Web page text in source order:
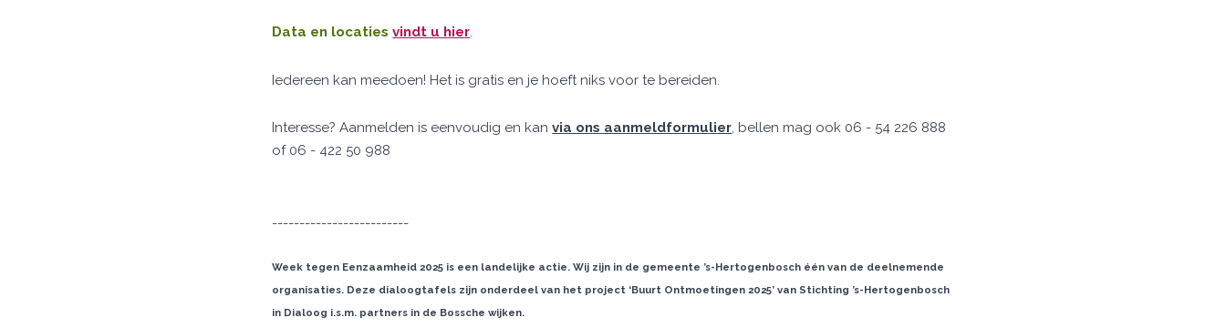
Data en locaties vindt u hier.
Iedereen kan meedoen! Het is gratis en je hoeft niks voor te bereiden.
Interesse? Aanmelden is eenvoudig en kanvia ons aanmeldformulier, bellen mag ook 06 - 54 226 888
of 06 - 422 50 988
-------------------------
Week tegen Eenzaamheid 2025 is een landelijke actie. Wij zijn in de gemeente ’s-Hertogenbosch één van de deelnemende
organisaties. Deze dialoogtafels zijn onderdeel van het project ‘Buurt Ontmoetingen 2025’ van Stichting ’s-Hertogenbosch
in Dialoog i.s.m. partners in de Bossche wijken.